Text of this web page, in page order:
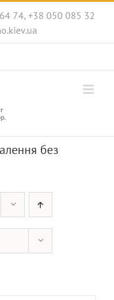
74, +38 050 085 32
без